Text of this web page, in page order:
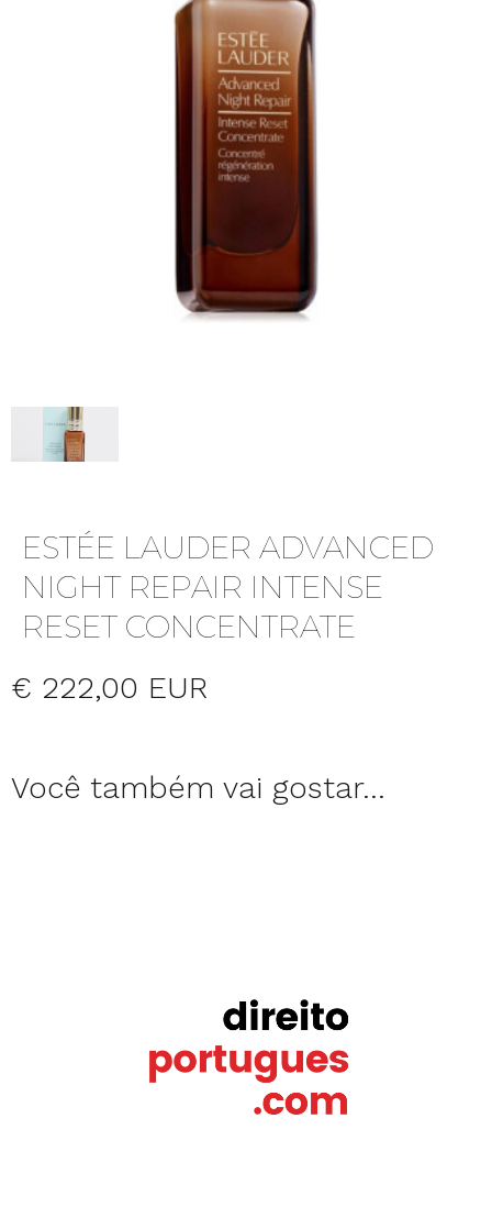
ESTÉE LAUDER ADVANCED
NIGHT REPAIR INTENSE
RESET CONCENTRATE
€ 222,00 EUR
Você também vai gostar...